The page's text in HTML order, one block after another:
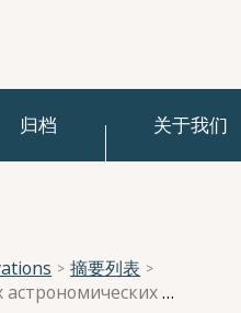
归档 关于我们
摘要列表
Алгоритмы активного поиска аномалий в эпоху широкопольных астрономических обзоров неба